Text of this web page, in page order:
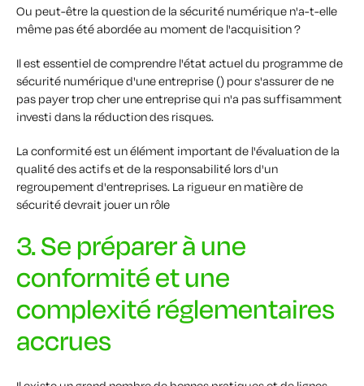
Ou peut-être la question de la sécurité numérique n'a-t-elle
même pas été abordée au moment de l'acquisition ?
Il est essentiel de comprendre l'état actuel du programme de
sécurité numérique d'une entreprise () pour s'assurer de ne
pas payer trop cher une entreprise qui n'a pas suffisamment
investi dans la réduction des risques.
La conformité est un élément important de l'évaluation de la
qualité des actifs et de la responsabilité lors d'un
regroupement d'entreprises. La rigueur en matière de
sécurité devrait jouer un rôle
3. Se préparer à une
conformité et une
complexité réglementaires
accrues